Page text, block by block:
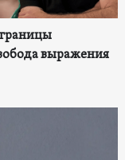
выражения